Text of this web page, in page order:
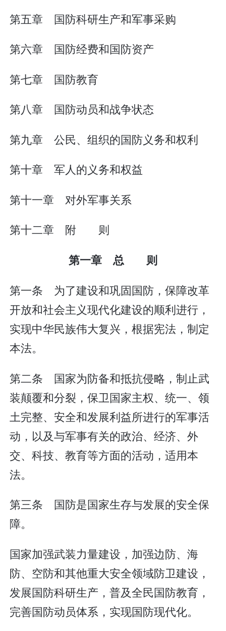
第五章 国防科研生产和军事采购
第六章 国防经费和国防资产
第七章 国防教育
第八章 国防动员和战争状态
第九章 公民、组织的国防义务和权利
第十章 军人的义务和权益
第十一章 对外军事关系
第十二章 附 则
第一章 总 则
第一条 为了建设和巩固国防，保障改革
开放和社会主义现代化建设的顺利进行，
实现中华民族伟大复兴，根据宪法，制定
本法。
第二条 国家为防备和抵抗侵略，制止武
装颠覆和分裂，保卫国家主权、统一、领
土完整、安全和发展利益所进行的军事活
动，以及与军事有关的政治、经济、外
交、科技、教育等方面的活动，适用本
法。
第三条 国防是国家生存与发展的安全保
障。
国家加强武装力量建设，加强边防、海
防、空防和其他重大安全领域防卫建设，
发展国防科研生产，普及全民国防教育，
完善国防动员体系，实现国防现代化。